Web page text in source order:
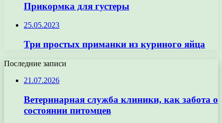
Прикормка для густеры
25.05.2023
Три простых приманки из куриного яйца
Последние записи
21.07.2026
Ветеринарная служба клиники, как забота о
состоянии питомцев